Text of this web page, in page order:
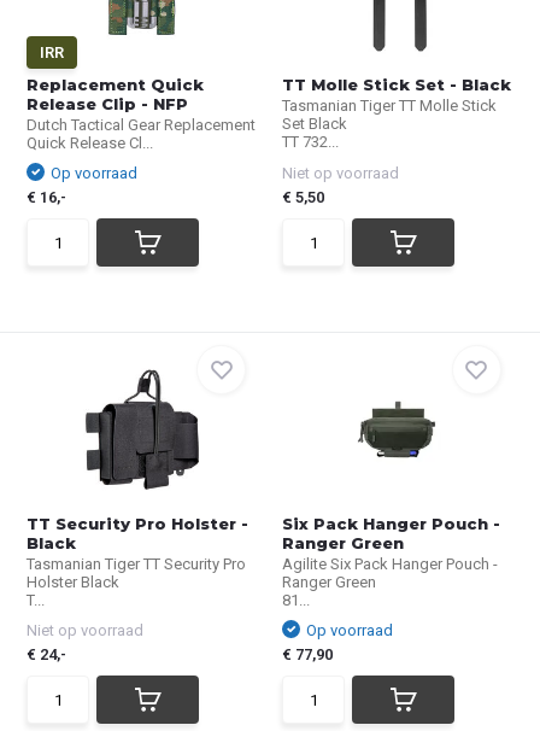
IRR
Replacement Quick
Release Clip - NFP
Dutch Tactical Gear Replacement
Quick Release Cl...
Op voorraad
€ 16,-
TT Molle Stick Set - Black
Tasmanian Tiger TT Molle Stick
Set Black
TT 732...
Niet op voorraad
€ 5,50
TT Security Pro Holster -
Black
Tasmanian Tiger TT Security Pro
Holster Black
T...
Niet op voorraad
€ 24,-
Six Pack Hanger Pouch -
Ranger Green
Agilite Six Pack Hanger Pouch -
Ranger Green
81...
Op voorraad
€ 77,90